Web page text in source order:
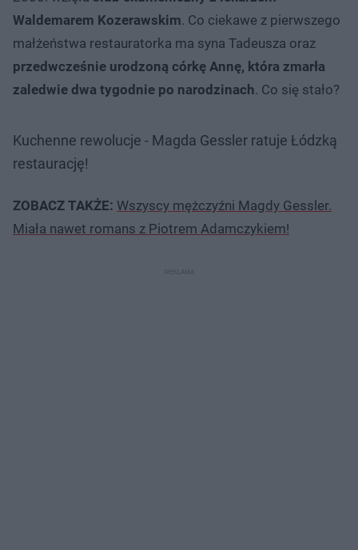
Waldemarem Kozerawskim. Co ciekawe z pierwszego
małżeństwa restauratorka ma syna Tadeusza oraz
przedwcześnie urodzoną córkę Annę, która zmarła
zaledwie dwa tygodnie po narodzinach. Co się stało?
Kuchenne rewolucje - Magda Gessler ratuje Łódzką
restaurację!
ZOBACZ TAKŻE: Wszyscy mężczyźni Magdy Gessler.
Miała nawet romans z Piotrem Adamczykiem!